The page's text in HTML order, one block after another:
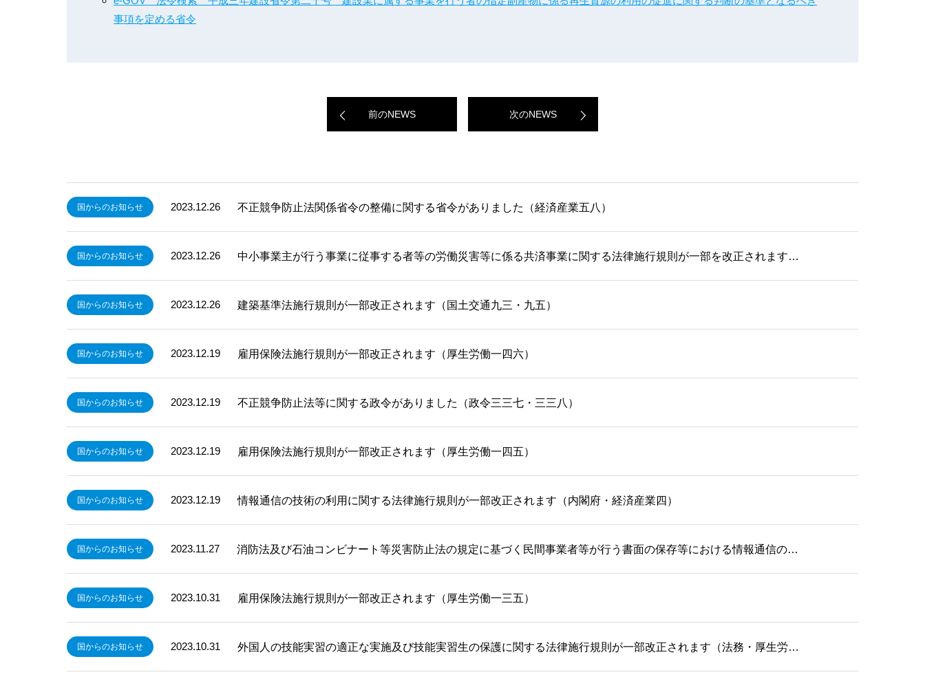
事項を定める省令
前のNEWS 次のNEWS
国からのお知らせ 2023.12.26 不正競争防止法関係省令の整備に関する省令がありました（経済産業五八）
国からのお知らせ 2023.12.26 中小事業主が行う事業に従事する者等の労働災害等に係る共済事業に関する法律施行規則が一部を改正されます…
国からのお知らせ 2023.12.26 建築基準法施行規則が一部改正されます（国土交通九三・九五）
国からのお知らせ 2023.12.19 雇用保険法施行規則が一部改正されます（厚生労働一四六）
国からのお知らせ 2023.12.19 不正競争防止法等に関する政令がありました（政令三三七・三三八）
国からのお知らせ 2023.12.19 雇用保険法施行規則が一部改正されます（厚生労働一四五）
国からのお知らせ 2023.12.19 情報通信の技術の利用に関する法律施行規則が一部改正されます（内閣府・経済産業四）
国からのお知らせ 2023.11.27 消防法及び石油コンビナート等災害防止法の規定に基づく民間事業者等が行う書面の保存等における情報通信の…
国からのお知らせ 2023.10.31 雇用保険法施行規則が一部改正されます（厚生労働一三五）
国からのお知らせ 2023.10.31 外国人の技能実習の適正な実施及び技能実習生の保護に関する法律施行規則が一部改正されます（法務・厚生労…